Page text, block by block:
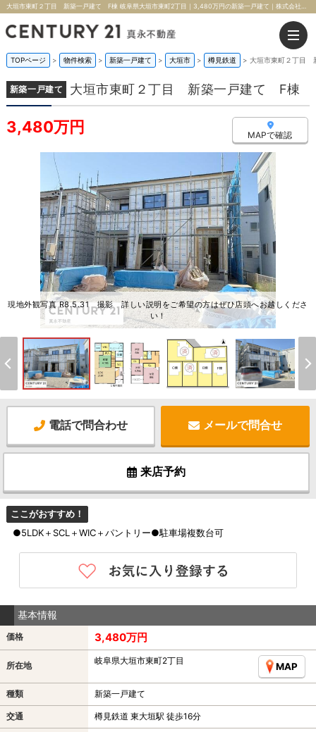
TOPページ > 物件検索 > 新築一戸建て > 大垣市 > 樽見鉄道 > 大垣市東町２丁目
新築一戸建て 大垣市東町２丁目 新築一戸建て F棟
3,480万円 MAPで確認
現地外観写真 R8.5.31 撮影 詳しい説明をご希望の方はぜひ店頭へお越しくださ
い！
電話で問合わせ メールで問合せ
来店予約
ここがおすすめ！
●5LDK＋SCL＋WIC＋パントリー●駐車場複数台可
基本情報
価格 3,480万円
所在地 岐阜県大垣市東町2丁目
MAP
種類 新築一戸建て
交通 樽見鉄道 東大垣駅 徒歩16分